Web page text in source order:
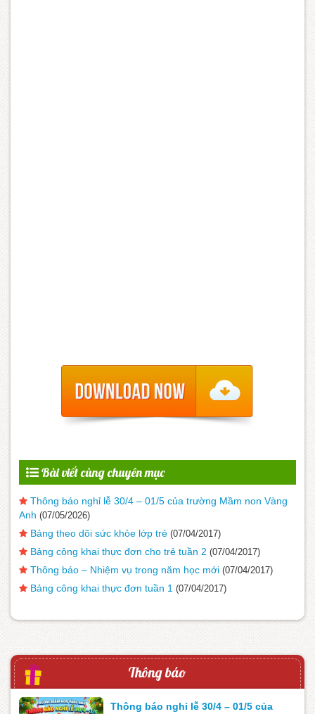
Bài viết cùng chuyên mục
Thông báo nghỉ lễ 30/4 – 01/5 của trường Mầm non Vàng
Anh (07/05/2026)
Bảng theo dõi sức khỏe lớp trẻ (07/04/2017)
Bảng công khai thực đơn cho trẻ tuần 2 (07/04/2017)
Thông báo – Nhiệm vụ trong năm học mới (07/04/2017)
Bảng công khai thực đơn tuần 1 (07/04/2017)
Thông báo
Thông báo nghỉ lễ 30/4 – 01/5 của